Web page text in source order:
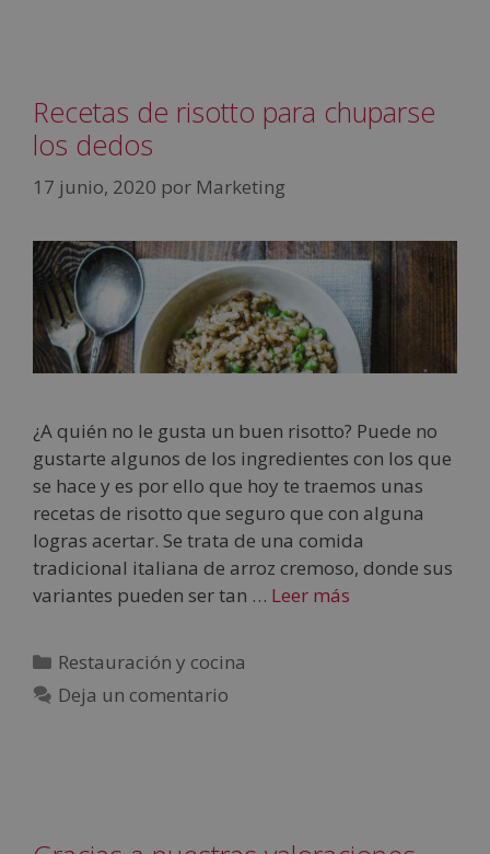
Recetas de risotto para chuparse
los dedos
17 junio, 2020 por Marketing
¿A quién no le gusta un buen risotto? Puede no
gustarte algunos de los ingredientes con los que
se hace y es por ello que hoy te traemos unas
recetas de risotto que seguro que con alguna
logras acertar. Se trata de una comida
tradicional italiana de arroz cremoso, donde sus
variantes pueden ser tan … Leer más
Restauración y cocina
Deja un comentario